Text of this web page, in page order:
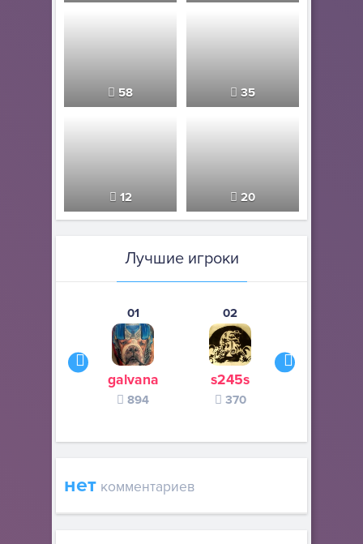
58 35
12 20
Лучшие игроки
01
galvana
894
02
s245s
370
нет комментариев